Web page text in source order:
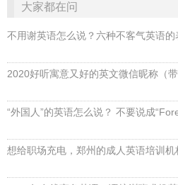
大家都在问
不用谢英语怎么说？六种不客气英语的
2020好听寓意又好的英文微信昵称（
“外国人”的英语怎么说？ 不要说成